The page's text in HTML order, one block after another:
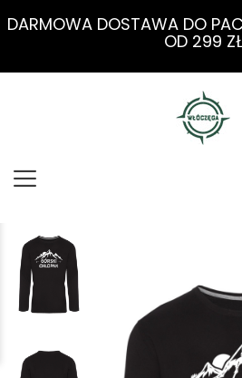
DARMOWA DOSTAWA DO
OD 299 ZŁ